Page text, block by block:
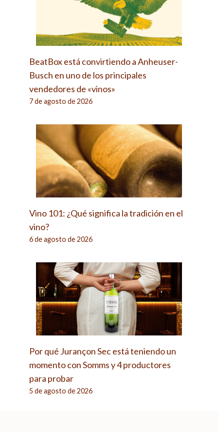
BeatBox está convirtiendo a Anheuser-
Busch en uno de los principales
vendedores de «vinos»
7 de agosto de 2026
Vino 101: ¿Qué significa la tradición en el
vino?
6 de agosto de 2026
Por qué Jurançon Sec está teniendo un
momento con Somms y 4 productores
para probar
5 de agosto de 2026